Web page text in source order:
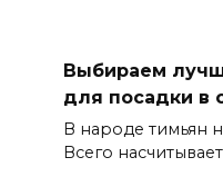
Выбираем
для посадки в
В народе тимьян
Всего